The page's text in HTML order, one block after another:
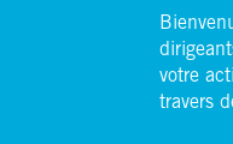
votre
travers